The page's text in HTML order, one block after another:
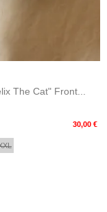
The Cat" Front...
30,00 €